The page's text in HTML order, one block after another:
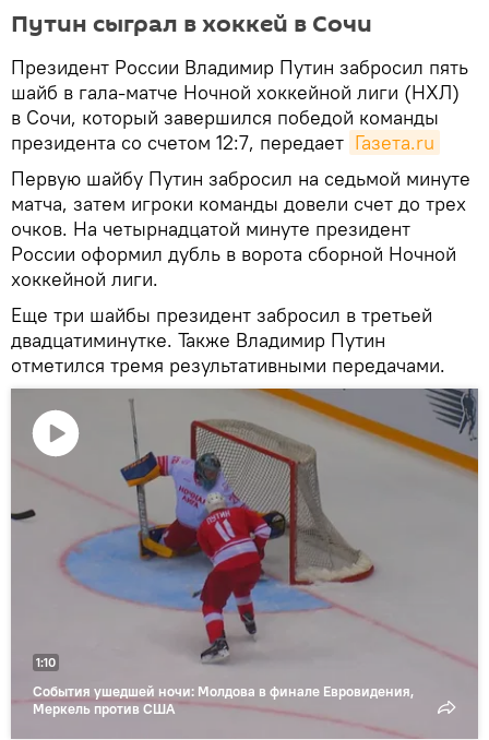
Путин сыграл в хоккей в Сочи
Президент России Владимир Путин забросил пять
шайб в гала-матче Ночной хоккейной лиги (НХЛ)
в Сочи, который завершился победой команды
президента со счетом 12:7, передает Газета.ru
Первую шайбу Путин забросил на седьмой минуте
матча, затем игроки команды довели счет до трех
очков. На четырнадцатой минуте президент
России оформил дубль в ворота сборной Ночной
хоккейной лиги.
Еще три шайбы президент забросил в третьей
двадцатиминутке. Также Владимир Путин
отметился тремя результативными передачами.
Воспроизвести
События ушедшей ночи: Молдова в финале Евровидения,
Меркель против США
1:10